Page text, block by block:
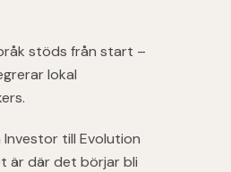
stöds från start –
lokal
till Evolution
är där det börjar bli